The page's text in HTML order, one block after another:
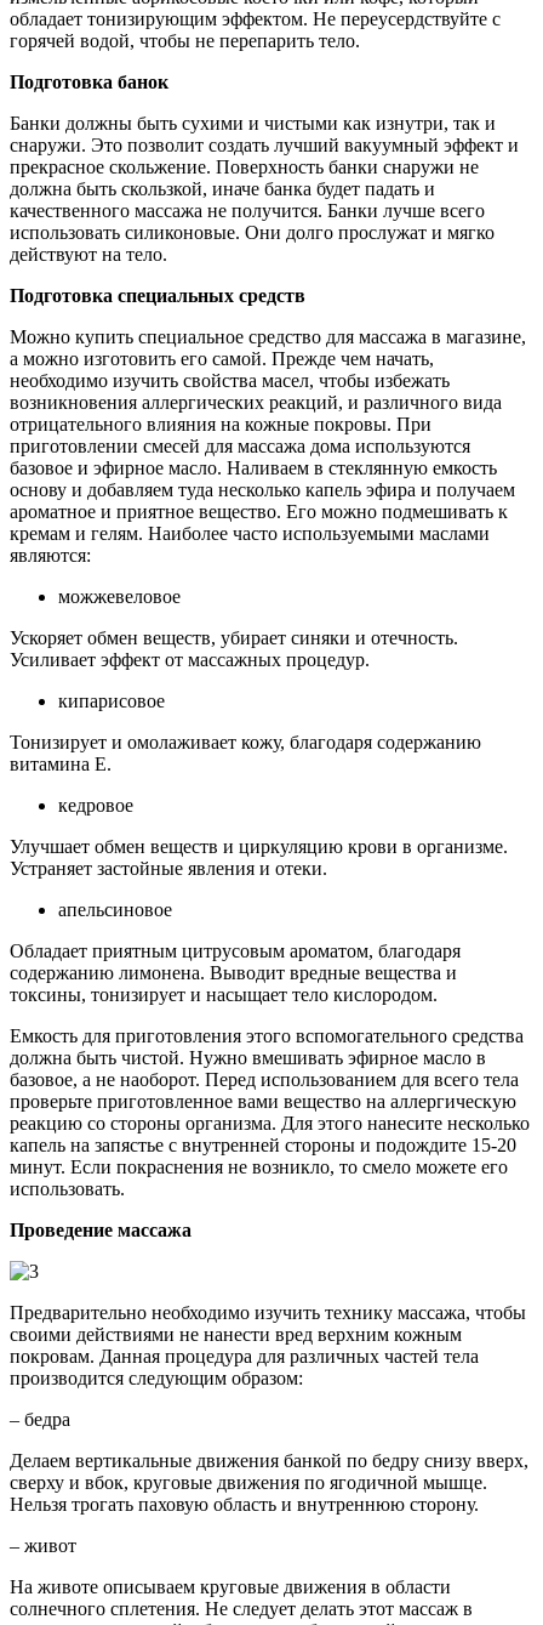
обладает тонизирующим эффектом. Не переусердствуйте с
горячей водой, чтобы не перепарить тело.
Подготовка банок
Банки должны быть сухими и чистыми как изнутри, так и
снаружи. Это позволит создать лучший вакуумный эффект и
прекрасное скольжение. Поверхность банки снаружи не
должна быть скользкой, иначе банка будет падать и
качественного массажа не получится. Банки лучше всего
использовать силиконовые. Они долго прослужат и мягко
действуют на тело.
Подготовка специальных средств
Можно купить специальное средство для массажа в магазине,
а можно изготовить его самой. Прежде чем начать,
необходимо изучить свойства масел, чтобы избежать
возникновения аллергических реакций, и различного вида
отрицательного влияния на кожные покровы. При
приготовлении смесей для массажа дома используются
базовое и эфирное масло. Наливаем в стеклянную емкость
основу и добавляем туда несколько капель эфира и получаем
ароматное и приятное вещество. Его можно подмешивать к
кремам и гелям. Наиболее часто используемыми маслами
являются:
можжевеловое
Ускоряет обмен веществ, убирает синяки и отечность.
Усиливает эффект от массажных процедур.
кипарисовое
Тонизирует и омолаживает кожу, благодаря содержанию
витамина Е.
кедровое
Улучшает обмен веществ и циркуляцию крови в организме.
Устраняет застойные явления и отеки.
апельсиновое
Обладает приятным цитрусовым ароматом, благодаря
содержанию лимонена. Выводит вредные вещества и
токсины, тонизирует и насыщает тело кислородом.
Емкость для приготовления этого вспомогательного средства
должна быть чистой. Нужно вмешивать эфирное масло в
базовое, а не наоборот. Перед использованием для всего тела
проверьте приготовленное вами вещество на аллергическую
реакцию со стороны организма. Для этого нанесите несколько
капель на запястье с внутренней стороны и подождите 15-20
минут. Если покраснения не возникло, то смело можете его
использовать.
Проведение массажа
Предварительно необходимо изучить технику массажа, чтобы
своими действиями не нанести вред верхним кожным
покровам. Данная процедура для различных частей тела
производится следующим образом:
– бедра
Делаем вертикальные движения банкой по бедру снизу вверх,
сверху и вбок, круговые движения по ягодичной мышце.
Нельзя трогать паховую область и внутреннюю сторону.
– живот
На животе описываем круговые движения в области
солнечного сплетения. Не следует делать этот массаж в